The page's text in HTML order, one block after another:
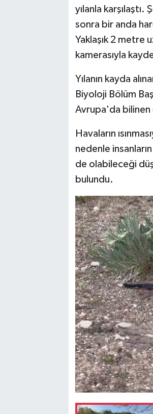
yılanla
sonra bir anda
Yaklaşık 2 metre
kamerasıyla
Yılanın kayda
Biyoloji Bölüm
Avrupa'da bilinen
Havaların
nedenle
de olabileceği
bulundu.